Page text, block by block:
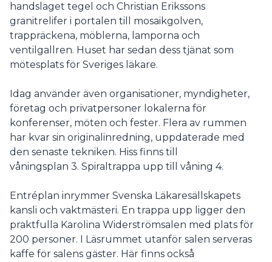
handslaget tegel och Christian Erikssons
granitrelifer i portalen till mosaikgolven,
trappräckena, möblerna, lamporna och
ventilgallren. Huset har sedan dess tjänat som
mötesplats för Sveriges läkare.
Idag använder även organisationer, myndigheter,
företag och privatpersoner lokalerna för
konferenser, möten och fester. Flera av rummen
har kvar sin originalinredning, uppdaterade med
den senaste tekniken. Hiss finns till
våningsplan 3. Spiraltrappa upp till våning 4.
Entréplan inrymmer Svenska Läkaresällskapets
kansli och vaktmästeri. En trappa upp ligger den
praktfulla Karolina Widerströmsalen med plats för
200 personer. I Läsrummet utanför salen serveras
kaffe för salens gäster. Här finns också